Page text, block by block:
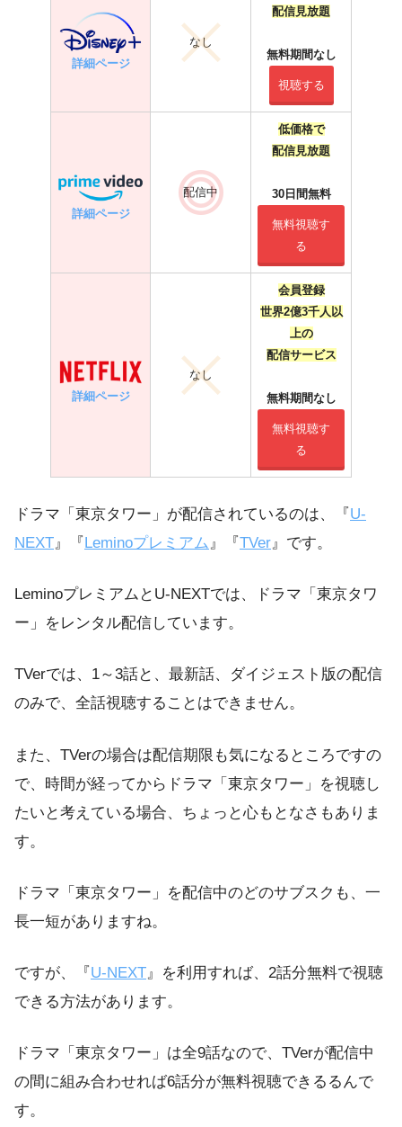
詳細ページ
なし
配信見放題
無料期間なし
視聴する
詳細ページ
配信中
低価格で
配信見放題
30日間無料
無料視聴す
る
詳細ページ
なし
会員登録
世界2億3千人以
上の
配信サービス
無料期間なし
無料視聴す
る
ドラマ「東京タワー」が配信されているのは、『U-
NEXT』『Leminoプレミアム』『TVer』です。
LeminoプレミアムとU-NEXTでは、ドラマ「東京タワ
ー」をレンタル配信しています。
TVerでは、1～3話と、最新話、ダイジェスト版の配信
のみで、全話視聴することはできません。
また、TVerの場合は配信期限も気になるところですの
で、時間が経ってからドラマ「東京タワー」を視聴し
たいと考えている場合、ちょっと心もとなさもありま
す。
ドラマ「東京タワー」を配信中のどのサブスクも、一
長一短がありますね。
ですが、『U-NEXT』を利用すれば、2話分無料で視聴
できる方法があります。
ドラマ「東京タワー」は全9話なので、TVerが配信中
の間に組み合わせれば6話分が無料視聴できるるんで
す。